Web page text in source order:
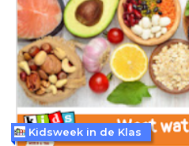
Kidsweek in de Klas